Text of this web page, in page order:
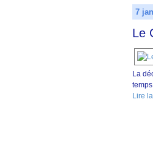
7
Le
La
Lire